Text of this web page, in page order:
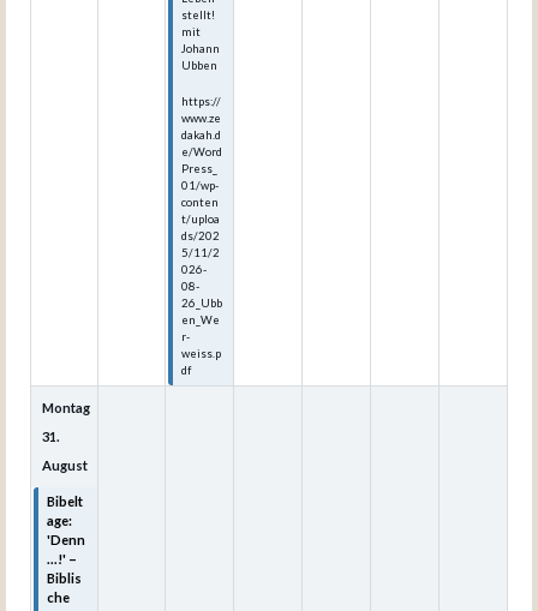
stellt!
mit
Johann
Ubben
https://
www.ze
dakah.d
e/Word
Press_
01/wp-
conten
t/uploa
ds/202
5/11/2
026-
08-
26_Ubb
en_We
r-
weiss.p
df
Montag
31.
August
Bibelt
age:
'Denn
...!' –
Biblis
che